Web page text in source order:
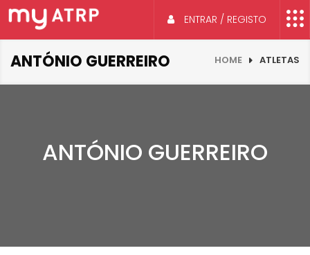
ENTRAR / REGISTO
ANTÓNIO GUERREIRO HOME ATLETAS
ANTÓNIO GUERREIRO